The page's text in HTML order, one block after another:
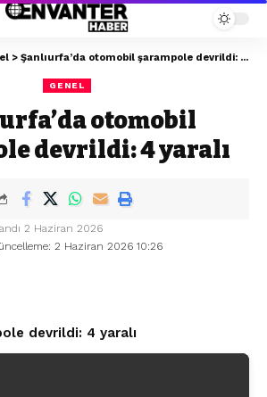
> Şanlıurfa’da otomobil şarampole devrildi: 4 yaralı
GENEL
otomobil
devrildi: 4 yaralı
2 Haziran 2026 10:26
2 Haziran 2026
devrildi: 4 yaralı